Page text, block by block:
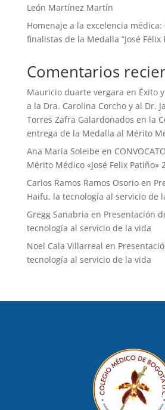
León Martínez Martín
Homenaje a la excelencia médica:
finalistas de la Medalla “José Félix
Comentarios
Mauricio duarte vergara en Éxito
a la Dra. Carolina Corcho y al Dr.
Torres Zafra Galardonados en la
entrega de la Medalla al Mérito
Ana María Soleibe en
Mérito Médico «José Felix Patiño»
Carlos Ramos Ramos Osorioen
Haifu, la tecnología al servicio de
Gregg Sanabria en Presentación
tecnología al servicio de la vida
Noel Cala Villarreal en
tecnología al servicio de la vida